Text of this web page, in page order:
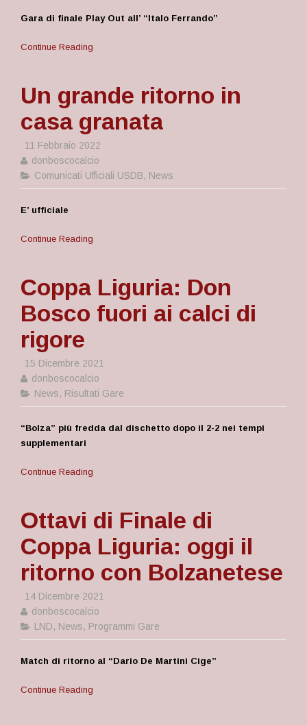
Gara di finale Play Out all’ “Italo Ferrando”
Continue Reading
Un grande ritorno in
casa granata
11 Febbraio 2022
donboscocalcio
Comunicati Ufficiali USDB, News
E’ ufficiale
Continue Reading
Coppa Liguria: Don
Bosco fuori ai calci di
rigore
15 Dicembre 2021
donboscocalcio
News, Risultati Gare
“Bolza” più fredda dal dischetto dopo il 2-2 nei tempi
supplementari
Continue Reading
Ottavi di Finale di
Coppa Liguria: oggi il
ritorno con Bolzanetese
14 Dicembre 2021
donboscocalcio
LND, News, Programmi Gare
Match di ritorno al “Dario De Martini Cige”
Continue Reading